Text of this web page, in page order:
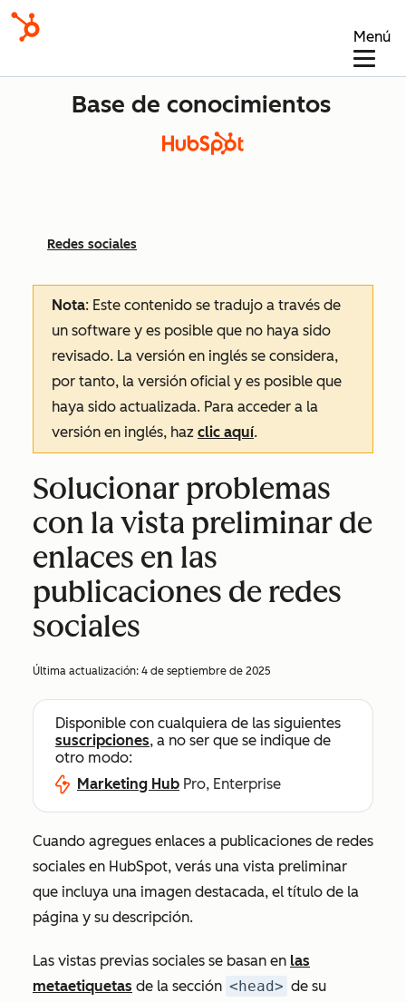
Menú
Base de conocimientos
Redes sociales
Nota: Este contenido se tradujo a través de
un software y es posible que no haya sido
revisado. La versión en inglés se considera,
por tanto, la versión oficial y es posible que
haya sido actualizada. Para acceder a la
versión en inglés, haz clic aquí.
Solucionar problemas
con la vista preliminar de
enlaces en las
publicaciones de redes
sociales
Última actualización: 4 de septiembre de 2025
Disponible con cualquiera de las siguientes
suscripciones, a no ser que se indique de
otro modo:
Marketing Hub Pro, Enterprise
Cuando agregues enlaces a publicaciones de redes
sociales en HubSpot, verás una vista preliminar
que incluya una imagen destacada, el título de la
página y su descripción.
Las vistas previas sociales se basan en las
metaetiquetas de la sección <head> de su